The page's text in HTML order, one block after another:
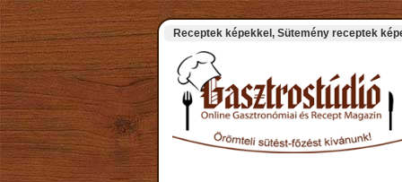
Receptek képekkel, Sütemény receptek